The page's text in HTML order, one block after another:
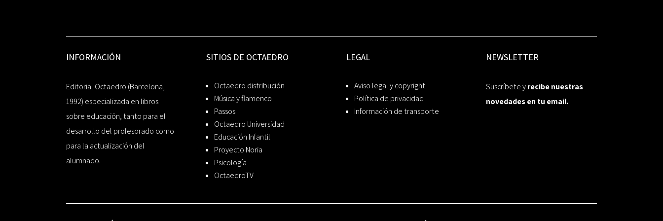
INFORMACIÓN
Editorial Octaedro (Barcelona,
1992) especializada en libros
sobre educación, tanto para el
desarrollo del profesorado como
para la actualización del
alumnado.
SITIOS DE OCTAEDRO
Octaedro distribución
Música y flamenco
Passos
Octaedro Universidad
Educación Infantil
Proyecto Noria
Psicología
OctaedroTV
LEGAL
Aviso legal y copyright
Política de privacidad
Información de transporte
NEWSLETTER
Suscríbete yrecibe nuestras
novedades en tu email.